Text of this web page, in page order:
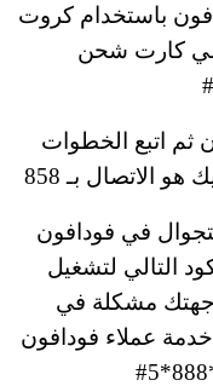
باستخدام كروت
كارت شحن
ثم اتبع الخطوات
الاتصال بـ 858
في فودافون
التالي لتشغيل
مشكلة في
عملاء فودافون